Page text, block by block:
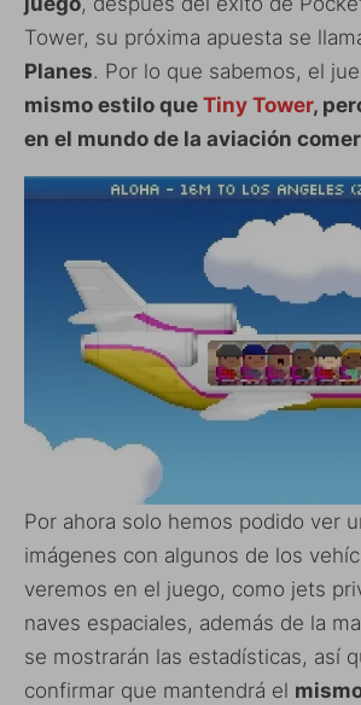
Tower, su próxima apuesta se
Planes. Por lo que sabemos, el
mismo estilo que Tiny Tower,
en el mundo de la aviación
Por ahora solo hemos podido ver
imágenes con algunos de los
veremos en el juego, como jets
naves espaciales, además de la
se mostrarán las estadísticas, así
confirmar que mantendrá el